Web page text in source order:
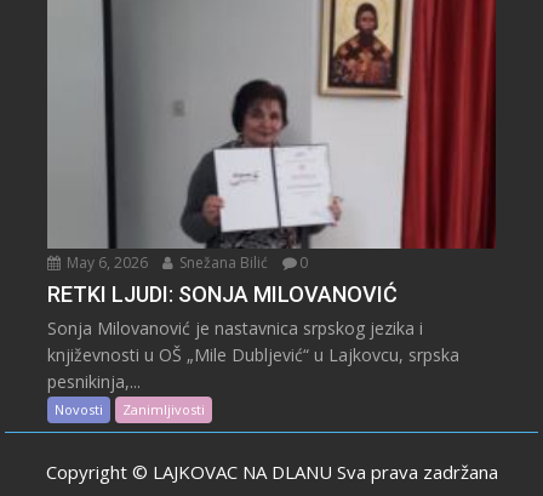
May 6, 2026 Snežana Bilić 0
RETKI LJUDI: SONJA MILOVANOVIĆ
Sonja Milovanović je nastavnica srpskog jezika i
književnosti u OŠ „Mile Dubljević“ u Lajkovcu, srpska
pesnikinja,...
Novosti Zanimljivosti
Copyright © LAJKOVAC NA DLANU Sva prava zadržana